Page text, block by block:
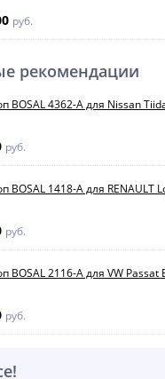
руб.
рекомендации
BOSAL 4362-A для Nissan
руб.
BOSAL 1418-A для RENAULT
руб.
BOSAL 2116-A для VW Passat
руб.